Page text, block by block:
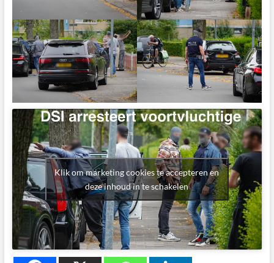
Klik om marketing cookies te accepteren en
deze inhoud in te schakelen